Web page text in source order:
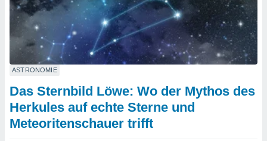
ASTRONOMIE
Das Sternbild Löwe: Wo der Mythos des
Herkules auf echte Sterne und
Meteoritenschauer trifft